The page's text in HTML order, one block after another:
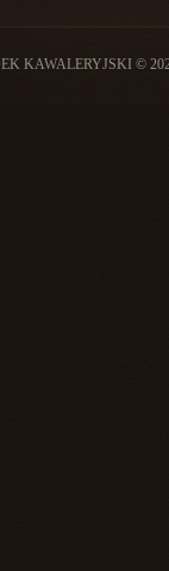
KAWALERYJSKI ©